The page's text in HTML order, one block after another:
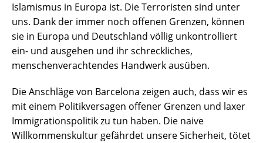
Islamismus in Europa ist. Die Terroristen sind unter
uns. Dank der immer noch offenen Grenzen, können
sie in Europa und Deutschland völlig unkontrolliert
ein- und ausgehen und ihr schreckliches,
menschenverachtendes Handwerk ausüben.
Die Anschläge von Barcelona zeigen auch, dass wir es
mit einem Politikversagen offener Grenzen und laxer
Immigrationspolitik zu tun haben. Die naive
Willkommenskultur gefährdet unsere Sicherheit, tötet